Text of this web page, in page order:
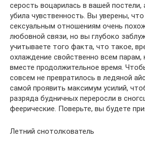
серость воцарилась в вашей постели,
убила чувственность. Вы уверены,
сексуальным отношениям очень
любовной связи, но вы глубоко
учитываете того факта, что такое,
охлаждение свойственно всем
вместе продолжительное время.
совсем не превратилось в ледяной
самой проявить максимум усилий,
разряда будничных переросли в
феерические. Поверьте, вы будете
Летний снотолкователь